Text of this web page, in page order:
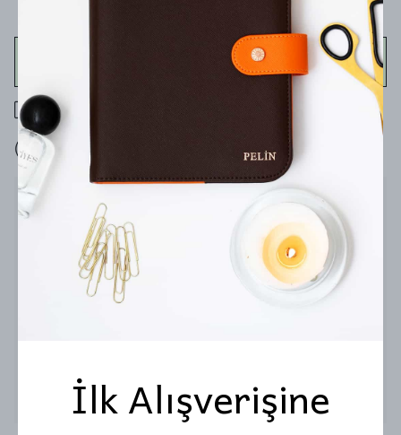
WHATSAPP
400 TL üzeri ücretsiz kargo
7 gün içinde iade değişim
Ürün Açıklaması
Annenin ismine özel bu hediye ile Anneler Gününü kutlamaya
ne dersin?
Kutu İçeriği;
1. Masaüstü Notluk
4. Anneler Günü Kutlama Kartı
Klasikleşmiş Pembe Çiçekli Fulique Hediye Kutusu ile...
İlk Alışverişine